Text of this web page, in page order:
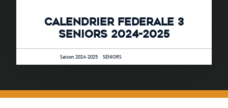
CALENDRIER FEDERALE 3
SENIORS 2024-2025
13 août 2024 •Saison 2024-2025 -SENIORS